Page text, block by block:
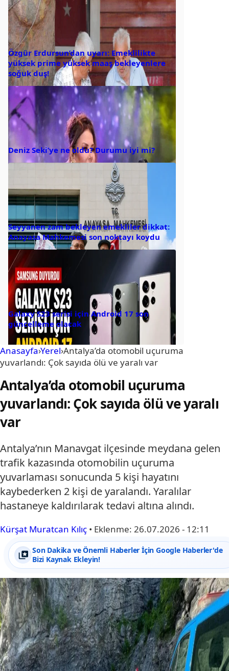
Özgür Erdursun’dan uyarı: Emeklilikte
yüksek prime yüksek maaş bekleyenlere
soğuk duş!
Deniz Seki’ye ne oldu? Durumu iyi mi?
Seyyanen zam bekleyen emekliler dikkat:
Anayasa Mahkemesi son noktayı koydu
Galaxy S23 serisi için Android 17 son
güncelleme olacak
Anasayfa›Yerel›Antalya’da otomobil uçuruma
yuvarlandı: Çok sayıda ölü ve yaralı var
Antalya’da otomobil uçuruma
yuvarlandı: Çok sayıda ölü ve yaralı
var
Antalya’nın Manavgat ilçesinde meydana gelen
trafik kazasında otomobilin uçuruma
yuvarlaması sonucunda 5 kişi hayatını
kaybederken 2 kişi de yaralandı. Yaralılar
hastaneye kaldırılarak tedavi altına alındı.
Kürşat Muratcan Kılıç • Eklenme: 26.07.2026 - 12:11
Son Dakika ve Önemli Haberler İçin Google Haberler'de
Bizi Kaynak Ekleyin!